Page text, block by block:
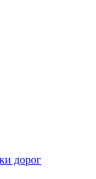
дорог